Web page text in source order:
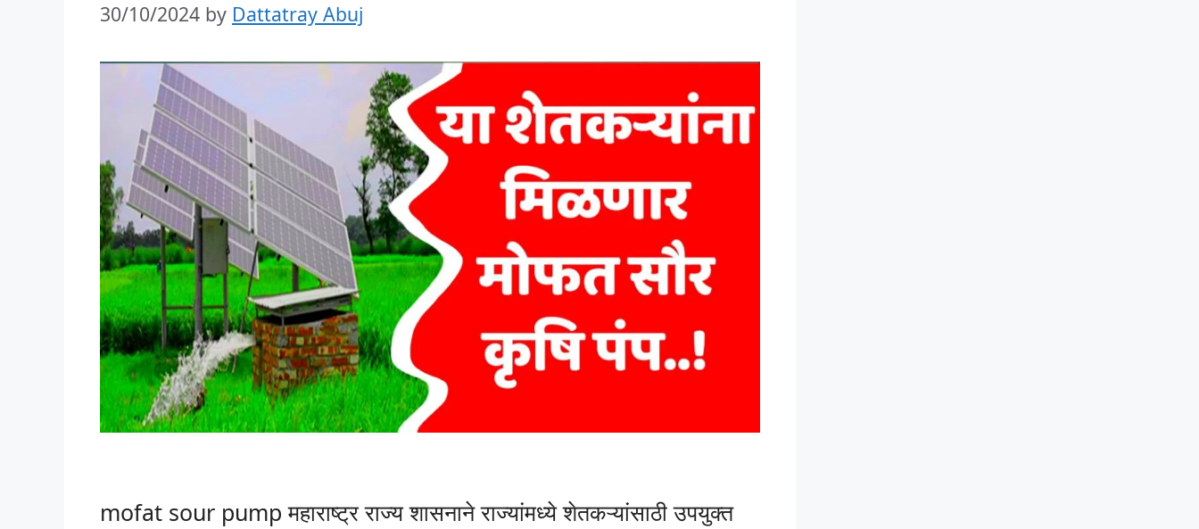
30/10/2024 by Dattatray Abuj
mofat sour pump महाराष्ट्र राज्य शासनाने राज्यांमध्ये शेतकऱ्यांसाठी उपयुक्त